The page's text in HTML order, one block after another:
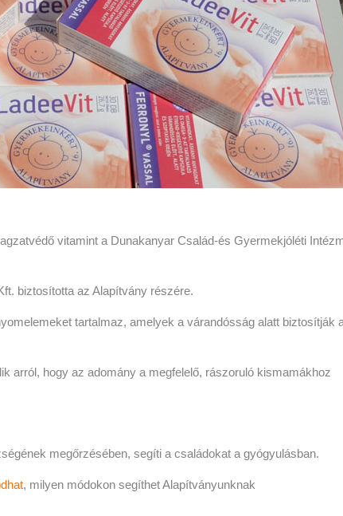
vitamint a Dunakanyar Család-és Gyermekjóléti
biztosította az Alapítvány részére.
tartalmaz, amelyek a várandósság alatt biztosítják
arról, hogy az adomány a megfelelő, rászoruló kismamákhoz
megőrzésében, segíti a családokat a gyógyulásban.
, milyen módokon segíthet Alapítványunknak